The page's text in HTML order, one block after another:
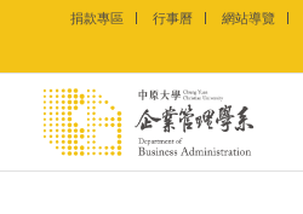
捐款專區 行事曆 網站導覽